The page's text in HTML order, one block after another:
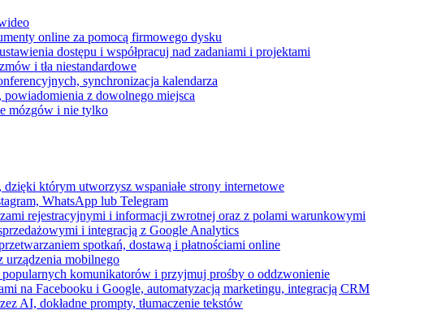
online za pomocą firmowego dysku
dostępu i współpracuj nad zadaniami i projektami
i tła niestandardowe
synchronizacja kalendarza
powiadomienia z dowolnego miejsca
mózgów i nie tylko
którym utworzysz wspaniałe strony internetowe
WhatsApp lub Telegram
rejestracyjnymi i informacji zwrotnej oraz z polami warunkowymi
i integracją z Google Analytics
spotkań, dostawą i płatnościami online
urządzenia mobilnego
komunikatorów i przyjmuj prośby o oddzwonienie
na Facebooku i Google, automatyzacją marketingu, integracją CRM
AI, dokładne prompty, tłumaczenie tekstów